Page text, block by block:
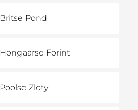
Britse Pond
Hongaarse Forint
Poolse Zloty